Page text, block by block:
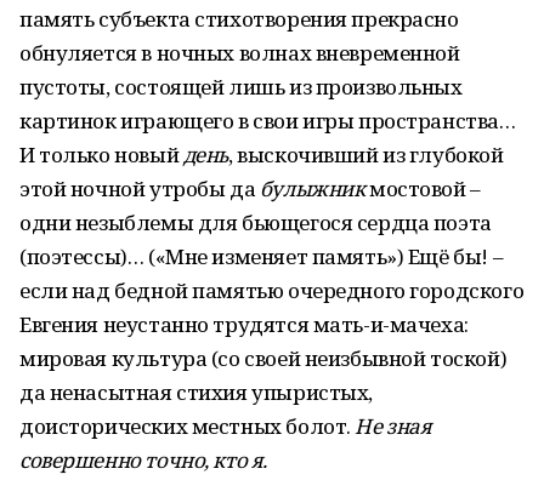
память субъекта стихотворения прекрасно
обнуляется в ночных волнах вневременной
пустоты, состоящей лишь из произвольных
картинок играющего в свои игры пространства…
И только новыйдень, выскочивший из глубокой
этой ночной утробы да булыжникмостовой –
одни незыблемы для бьющегося сердца поэта
(поэтессы)… («Мне изменяет память») Ещё бы! –
если над бедной памятью очередного городского
Евгения неустанно трудятся мать-и-мачеха:
мировая культура (со своей неизбывной тоской)
да ненасытная стихия упыристых,
доисторических местных болот.Не зная
совершенно точно, кто я.